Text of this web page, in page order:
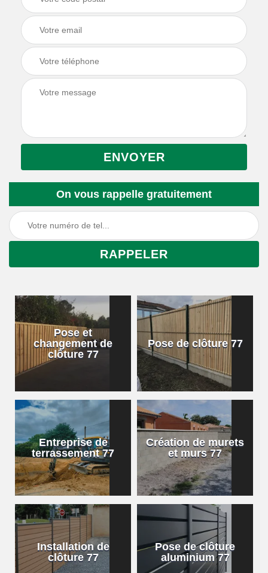
On vous rappelle gratuitement
Pose et
changement de
clôture 77
Pose de clôture 77
Entreprise de
terrassement 77
Création de murets
et murs 77
Installation de
clôture 77
Pose de clôture
aluminium 77